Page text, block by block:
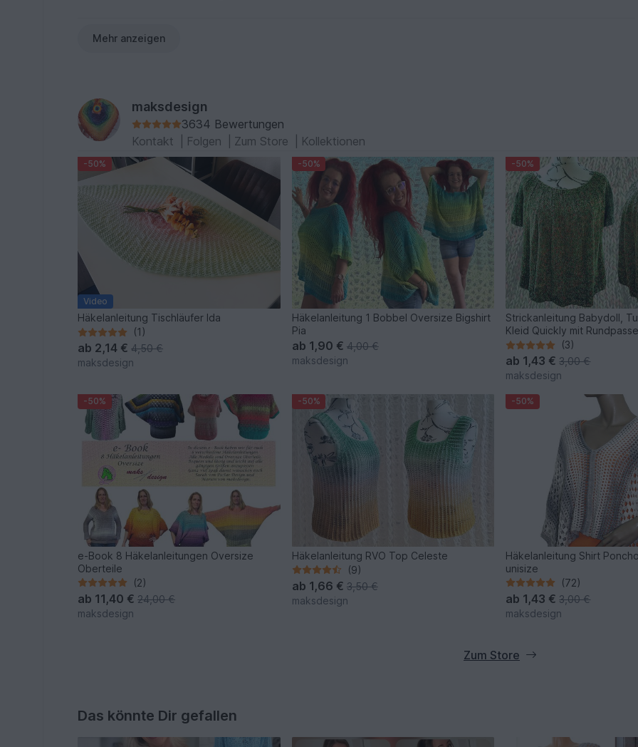
Mehr anzeigen
maksdesign
3634 Bewertungen
Kontakt
Folgen Zum Store Kollektionen
-50%
Video
Häkelanleitung Tischläufer Ida
(1)
ab 2,14 €4,50 €
maksdesign
-50%
Häkelanleitung 1 Bobbel Oversize Bigshirt
Pia
ab 1,90 € 4,00 €
maksdesign
-50%
Strickanleitung Babydoll,
Kleid Quickly mit
(3)
ab 1,43 € 3,00 €
maksdesign
-50%
e-Book 8 Häkelanleitungen Oversize
Oberteile
(2)
ab 11,40 €24,00 €
maksdesign
-50%
Häkelanleitung RVO Top Celeste
(9)
ab 1,66 € 3,50 €
maksdesign
-50%
Häkelanleitung Shirt
unisize
(72)
ab 1,43 € 3,00 €
maksdesign
Zum Store
Das könnte Dir gefallen